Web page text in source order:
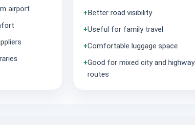
airport
+Better road visibility
+Useful for family travel
+Comfortable luggage space
+Good for mixed city and highway
routes